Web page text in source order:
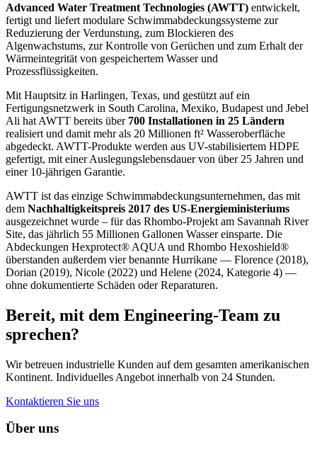
Advanced Water Treatment Technologies (AWTT) entwickelt,
fertigt und liefert modulare Schwimmabdeckungssysteme zur
Reduzierung der Verdunstung, zum Blockieren des
Algenwachstums, zur Kontrolle von Gerüchen und zum Erhalt der
Wärmeintegrität von gespeichertem Wasser und
Prozessflüssigkeiten.
Mit Hauptsitz in Harlingen, Texas, und gestützt auf ein
Fertigungsnetzwerk in South Carolina, Mexiko, Budapest und Jebel
Ali hat AWTT bereits über 700 Installationen in 25 Ländern
realisiert und damit mehr als 20 Millionen ft² Wasseroberfläche
abgedeckt. AWTT-Produkte werden aus UV-stabilisiertem HDPE
gefertigt, mit einer Auslegungslebensdauer von über 25 Jahren und
einer 10-jährigen Garantie.
AWTT ist das einzige Schwimmabdeckungsunternehmen, das mit
dem Nachhaltigkeitspreis 2017 des US-Energieministeriums
ausgezeichnet wurde – für das Rhombo-Projekt am Savannah River
Site, das jährlich 55 Millionen Gallonen Wasser einsparte. Die
Abdeckungen Hexprotect® AQUA und Rhombo Hexoshield®
überstanden außerdem vier benannte Hurrikane — Florence (2018),
Dorian (2019), Nicole (2022) und Helene (2024, Kategorie 4) —
ohne dokumentierte Schäden oder Reparaturen.
Bereit, mit dem Engineering-Team zu
sprechen?
Wir betreuen industrielle Kunden auf dem gesamten amerikanischen
Kontinent. Individuelles Angebot innerhalb von 24 Stunden.
Kontaktieren Sie uns
Über uns